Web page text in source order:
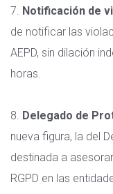
7. Notificación de
de notificar las
AEPD, sin dilación
horas.
8. Delegado de
nueva figura, la del
destinada a
RGPD en las